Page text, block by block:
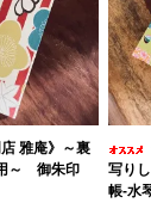
店 雅庵》～裏
～ 御朱印
写り
帳-水